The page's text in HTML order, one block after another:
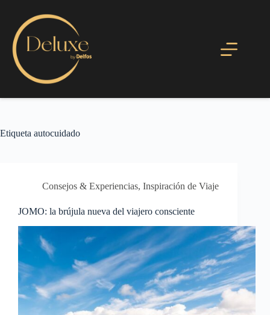
Etiqueta autocuidado
Consejos & Experiencias, Inspiración de Viaje
JOMO: la brújula nueva del viajero consciente